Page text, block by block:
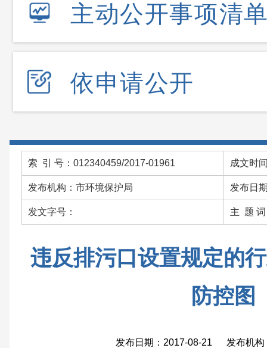
主动公开事项清
依申请公开
索 引 号：012340459/2017-01961 成文时
发布机构：市环境保护局 发布日
发文字号： 主 题 词
违反排污口设置规定的
防控图
发布日期：2017-08-21 发布机构